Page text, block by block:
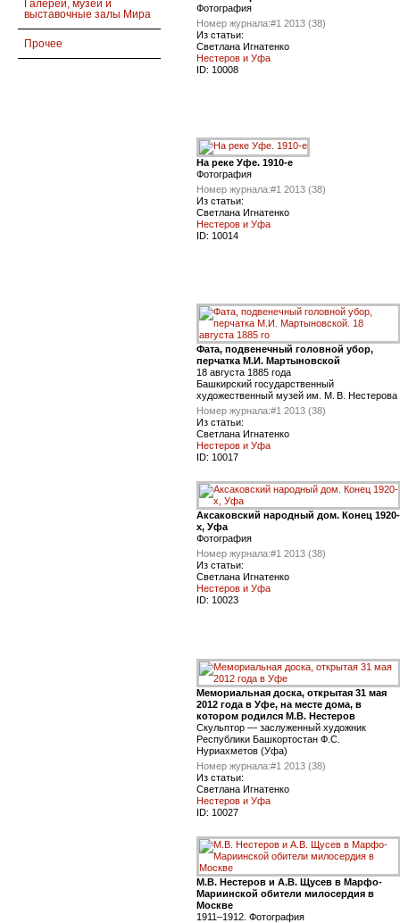
Галереи, музеи и
выставочные залы Мира
Прочее
Фотография
Номер журнала:#1 2013 (38)
Из статьи:
Светлана Игнатенко
Нестеров и Уфа
ID: 10008
На реке Уфе. 1910-е
Фотография
Номер журнала:#1 2013 (38)
Из статьи:
Светлана Игнатенко
Нестеров и Уфа
ID: 10014
Фата, подвенечный головной убор,
перчатка М.И. Мартыновской
18 августа 1885 года
Башкирский государственный
художественный музей им. М. В. Нестерова
Номер журнала:#1 2013 (38)
Из статьи:
Светлана Игнатенко
Нестеров и Уфа
ID: 10017
Аксаковский народный дом. Конец 1920-
х, Уфа
Фотография
Номер журнала:#1 2013 (38)
Из статьи:
Светлана Игнатенко
Нестеров и Уфа
ID: 10023
Мемориальная доска, открытая 31 мая
2012 года в Уфе, на месте дома, в
котором родился М.В. Нестеров
Скульптор — заслуженный художник
Республики Башкортостан Ф.С.
Нуриахметов (Уфа)
Номер журнала:#1 2013 (38)
Из статьи:
Светлана Игнатенко
Нестеров и Уфа
ID: 10027
М.В. Нестеров и А.В. Щусев в Марфо-
Мариинской обители милосердия в
Москве
1911–1912. Фотография